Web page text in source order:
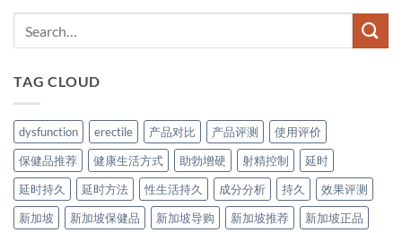
TAG CLOUD
dysfunction erectile 产品对比 产品评测
使用评价
保健品推荐
健康生活方式 助勃增硬 射精控制
延时
延时持久
延时方法 性生活持久 成分分析 持久
效果评测
新加坡
新加坡保健品 新加坡导购 新加坡推荐
新加坡正品